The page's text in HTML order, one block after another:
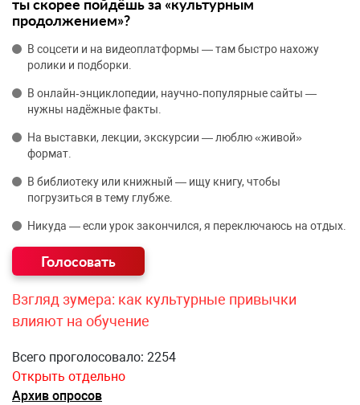
ты скорее пойдёшь за «культурным
продолжением»?
В соцсети и на видеоплатформы — там быстро нахожу
ролики и подборки.
В онлайн‑энциклопедии, научно‑популярные сайты —
нужны надёжные факты.
На выставки, лекции, экскурсии — люблю «живой»
формат.
В библиотеку или книжный — ищу книгу, чтобы
погрузиться в тему глубже.
Никуда — если урок закончился, я переключаюсь на отдых.
Взгляд зумера: как культурные привычки
влияют на обучение
Всего проголосовало: 2254
Открыть отдельно
Архив опросов